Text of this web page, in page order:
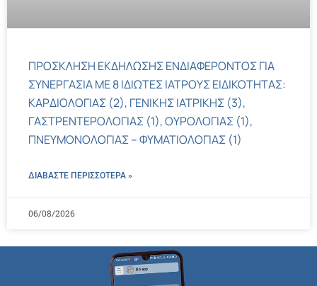
ΠΡΟΣΚΛΗΣΗ ΕΚΔΗΛΩΣΗΣ ΕΝΔΙΑΦΕΡΟΝΤΟΣ ΓΙΑ
ΣΥΝΕΡΓΑΣΙΑ ΜΕ 8 ΙΔΙΩΤΕΣ ΙΑΤΡΟΥΣ ΕΙΔΙΚΟΤΗΤΑΣ:
ΚΑΡΔΙΟΛΟΓΙΑΣ (2), ΓΕΝΙΚΗΣ ΙΑΤΡΙΚΗΣ (3),
ΓΑΣΤΡΕΝΤΕΡΟΛΟΓΙΑΣ (1), ΟΥΡΟΛΟΓΙΑΣ (1),
ΠΝΕΥΜΟΝΟΛΟΓΙΑΣ – ΦΥΜΑΤΙΟΛΟΓΙΑΣ (1)
ΔΙΑΒΑΣΤΕ ΠΕΡΙΣΣΌΤΕΡΑ »
06/08/2026